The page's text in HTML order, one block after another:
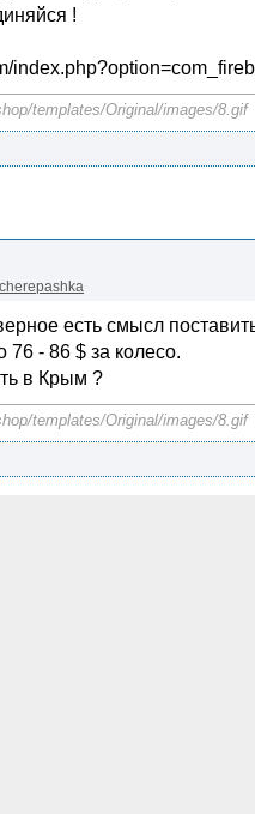
!
templates/Original/images/8.gif
cherepashka
есть смысл
76 - 86 $ за колесо.
в Крым ?
templates/Original/images/8.gif